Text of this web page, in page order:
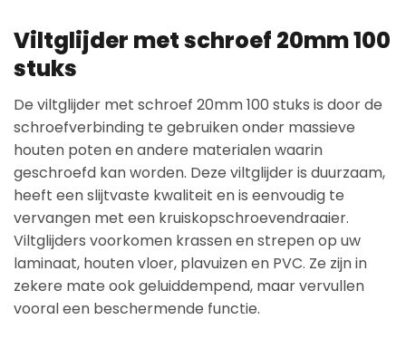
Viltglijder met schroef 20mm 100
stuks
De viltglijder met schroef 20mm 100 stuks is door de
schroefverbinding te gebruiken onder massieve
houten poten en andere materialen waarin
geschroefd kan worden. Deze viltglijder is duurzaam,
heeft een slijtvaste kwaliteit en is eenvoudig te
vervangen met een kruiskopschroevendraaier.
Viltglijders voorkomen krassen en strepen op uw
laminaat, houten vloer, plavuizen en PVC. Ze zijn in
zekere mate ook geluiddempend, maar vervullen
vooral een beschermende functie.